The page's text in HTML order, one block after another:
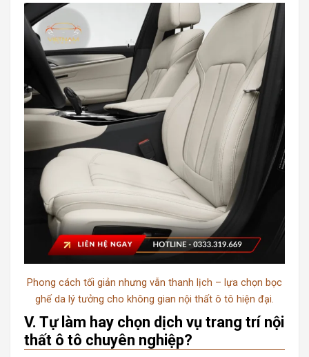
Phong cách tối giản nhưng vẫn thanh lịch – lựa chọn bọc
ghế da lý tưởng cho không gian nội thất ô tô hiện đại.
V. Tự làm hay chọn dịch vụ trang trí nội
thất ô tô chuyên nghiệp?